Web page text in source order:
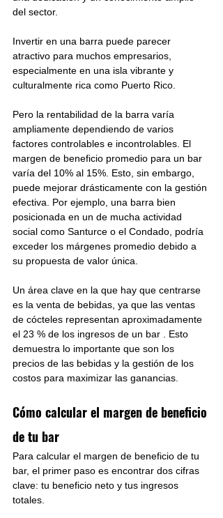
del sector.
Invertir en una barra puede parecer
atractivo para muchos empresarios,
especialmente en una isla vibrante y
culturalmente rica como Puerto Rico.
Pero la rentabilidad de la barra varía
ampliamente dependiendo de varios
factores controlables e incontrolables. El
margen de beneficio promedio para un bar
varía del 10% al 15%. Esto, sin embargo,
puede mejorar drásticamente con la gestión
efectiva. Por ejemplo, una barra bien
posicionada en un de mucha actividad
social como Santurce o el Condado, podría
exceder los márgenes promedio debido a
su propuesta de valor única.
Un área clave en la que hay que centrarse
es la venta de bebidas, ya que las ventas
de cócteles representan aproximadamente
el 23 % de los ingresos de un bar . Esto
demuestra lo importante que son los
precios de las bebidas y la gestión de los
costos para maximizar las ganancias.
Cómo calcular el margen de beneficio
de tu bar
Para calcular el margen de beneficio de tu
bar, el primer paso es encontrar dos cifras
clave: tu beneficio neto y tus ingresos
totales.